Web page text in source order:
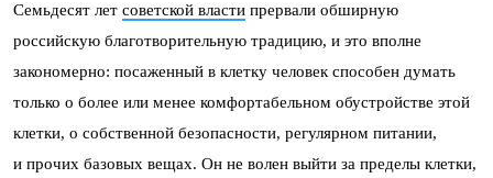
Семьдесят лет советской власти прервали обширную
российскую благотворительную традицию, и это вполне
закономерно: посаженный в клетку человек способен думать
только о более или менее комфортабельном обустройстве этой
клетки, о собственной безопасности, регулярном питании,
и прочих базовых вещах. Он не волен выйти за пределы клетки,